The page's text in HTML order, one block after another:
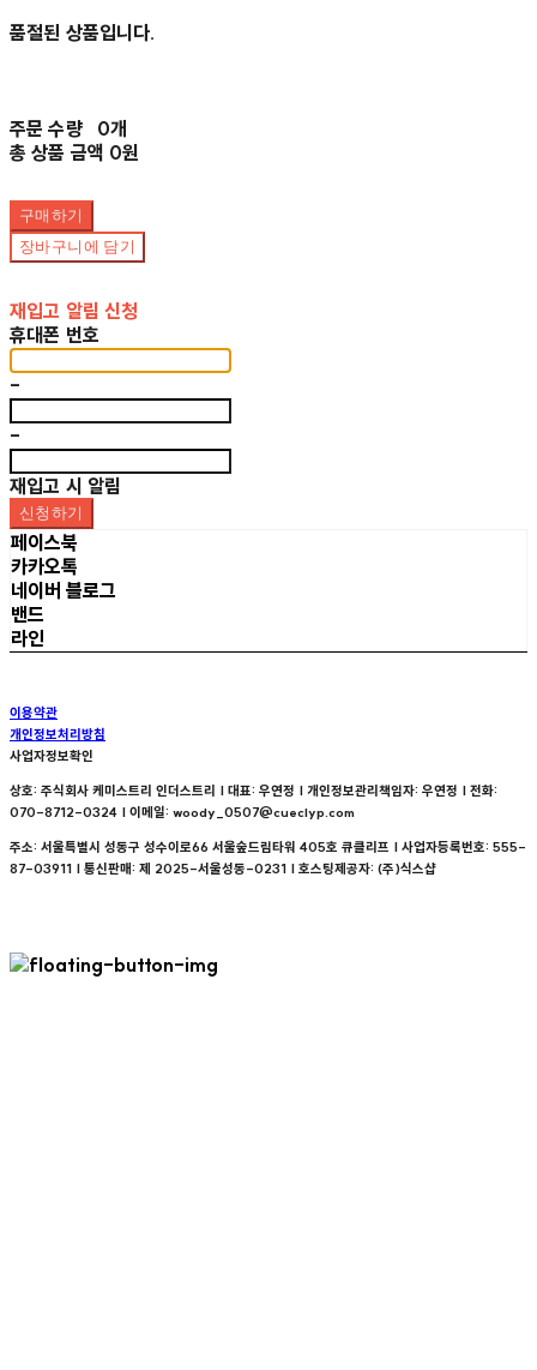
품절된 상품입니다.
주문 수량
0개
총 상품 금액 0원
구매하기
장바구니에 담기
재입고 알림 신청
휴대폰 번호
-
-
재입고 시 알림
신청하기
페이스북
카카오톡
네이버 블로그
밴드
라인
이용약관
개인정보처리방침
사업자정보확인
상호: 주식회사 케미스트리 인더스트리 | 대표: 우연정 | 개인정보관리책임자: 우연정 | 전화:
070-8712-0324 | 이메일: woody_0507@cueclyp.com
주소: 서울특별시 성동구 성수이로66 서울숲드림타워 405호 큐클리프 | 사업자등록번호: 555-
87-03911 | 통신판매: 제 2025-서울성동-0231 | 호스팅제공자: (주)식스샵